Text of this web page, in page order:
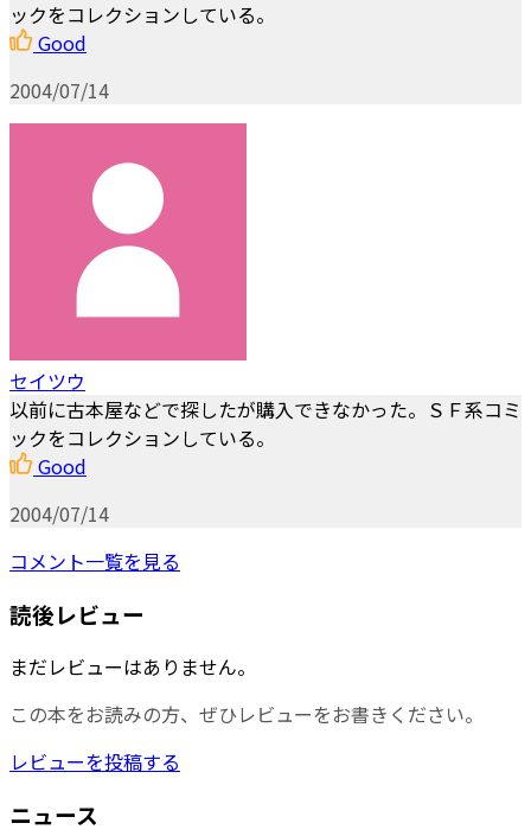
ックをコレクションしている。
Good
2004/07/14
セイツウ
以前に古本屋などで探したが購入できなかった。ＳＦ系コミ
ックをコレクションしている。
Good
2004/07/14
コメント一覧を見る
読後レビュー
まだレビューはありません。
この本をお読みの方、ぜひレビューをお書きください。
レビューを投稿する
ニュース